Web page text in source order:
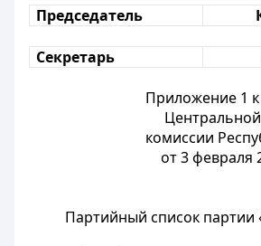
Председатель
Секретарь
Приложение 1 к
комиссии
от 3 февраля
Партийный список партии